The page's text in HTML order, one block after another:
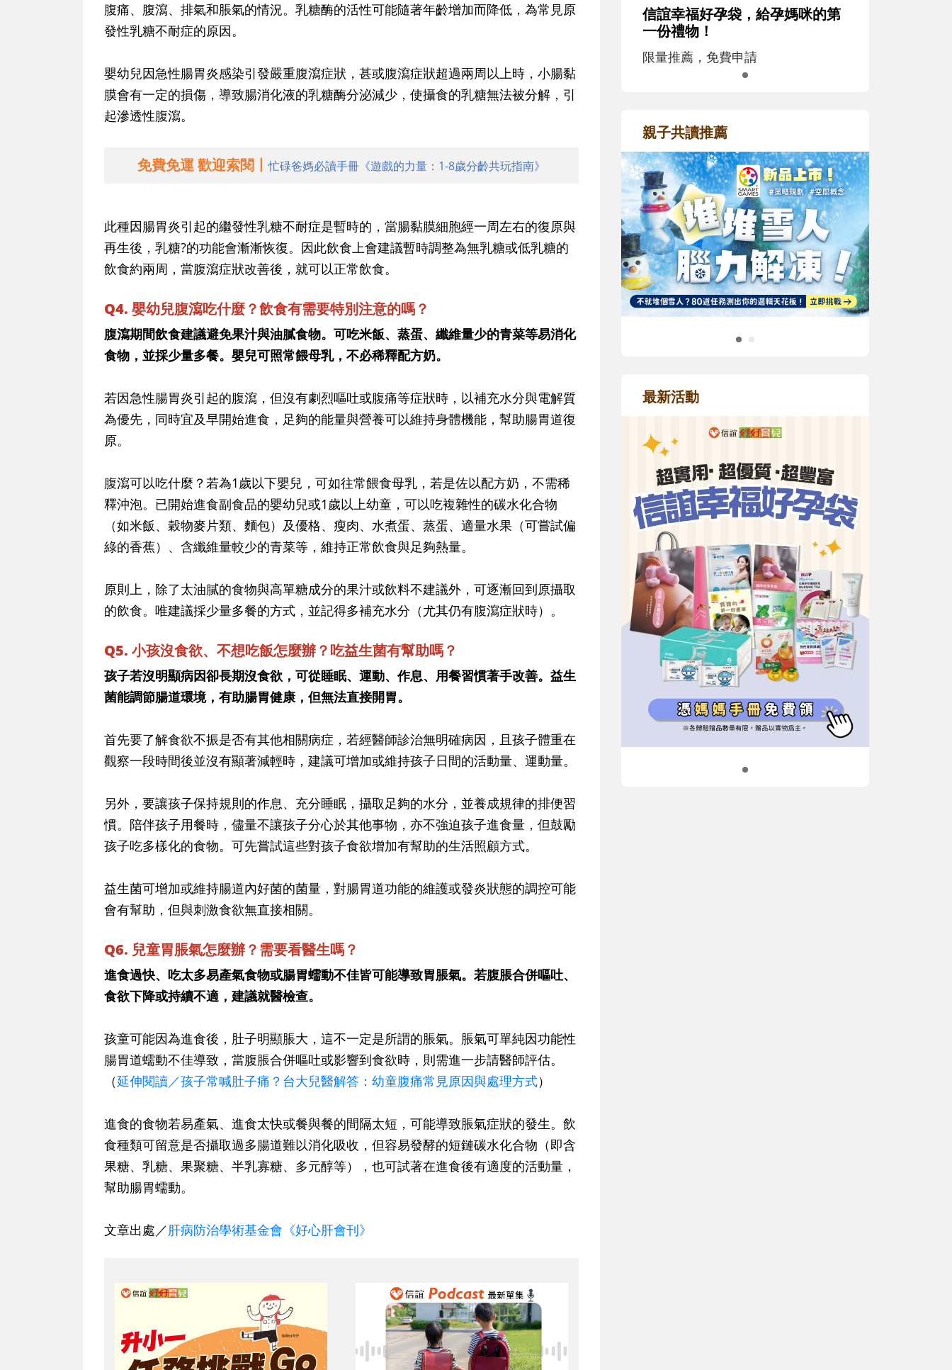
腹痛、腹瀉、排氣和脹氣的情況。乳糖酶的活性可能隨著年齡增加而降低，為常見原
發性乳糖不耐症的原因。
嬰幼兒因急性腸胃炎感染引發嚴重腹瀉症狀，甚或腹瀉症狀超過兩周以上時，小腸黏
膜會有一定的損傷，導致腸消化液的乳糖酶分泌減少，使攝食的乳糖無法被分解，引
起滲透性腹瀉。
免費免運 歡迎索閱丨忙碌爸媽必讀手冊《遊戲的力量：1-8歲分齡共玩指南》
此種因腸胃炎引起的繼發性乳糖不耐症是暫時的，當腸黏膜細胞經一周左右的復原與
再生後，乳糖?的功能會漸漸恢復。因此飲食上會建議暫時調整為無乳糖或低乳糖的
飲食約兩周，當腹瀉症狀改善後，就可以正常飲食。
Q4. 嬰幼兒腹瀉吃什麼？飲食有需要特別注意的嗎？
腹瀉期間飲食建議避免果汁與油膩食物。可吃米飯、蒸蛋、纖維量少的青菜等易消化
食物，並採少量多餐。嬰兒可照常餵母乳，不必稀釋配方奶。
若因急性腸胃炎引起的腹瀉，但沒有劇烈嘔吐或腹痛等症狀時，以補充水分與電解質
為優先，同時宜及早開始進食，足夠的能量與營養可以維持身體機能，幫助腸胃道復
原。
腹瀉可以吃什麼？若為1歲以下嬰兒，可如往常餵食母乳，若是佐以配方奶，不需稀
釋沖泡。已開始進食副食品的嬰幼兒或1歲以上幼童，可以吃複雜性的碳水化合物
（如米飯、穀物麥片類、麵包）及優格、瘦肉、水煮蛋、蒸蛋、適量水果（可嘗試偏
綠的香蕉）、含纖維量較少的青菜等，維持正常飲食與足夠熱量。
原則上，除了太油膩的食物與高單糖成分的果汁或飲料不建議外，可逐漸回到原攝取
的飲食。唯建議採少量多餐的方式，並記得多補充水分（尤其仍有腹瀉症狀時）。
Q5. 小孩沒食欲、不想吃飯怎麼辦？吃益生菌有幫助嗎？
孩子若沒明顯病因卻長期沒食欲，可從睡眠、運動、作息、用餐習慣著手改善。益生
菌能調節腸道環境，有助腸胃健康，但無法直接開胃。
首先要了解食欲不振是否有其他相關病症，若經醫師診治無明確病因，且孩子體重在
觀察一段時間後並沒有顯著減輕時，建議可增加或維持孩子日間的活動量、運動量。
另外，要讓孩子保持規則的作息、充分睡眠，攝取足夠的水分，並養成規律的排便習
慣。陪伴孩子用餐時，儘量不讓孩子分心於其他事物，亦不強迫孩子進食量，但鼓勵
孩子吃多樣化的食物。可先嘗試這些對孩子食欲增加有幫助的生活照顧方式。
益生菌可增加或維持腸道內好菌的菌量，對腸胃道功能的維護或發炎狀態的調控可能
會有幫助，但與刺激食欲無直接相關。
Q6. 兒童胃脹氣怎麼辦？需要看醫生嗎？
進食過快、吃太多易產氣食物或腸胃蠕動不佳皆可能導致胃脹氣。若腹脹合併嘔吐、
食欲下降或持續不適，建議就醫檢查。
孩童可能因為進食後，肚子明顯脹大，這不一定是所謂的脹氣。脹氣可單純因功能性
腸胃道蠕動不佳導致，當腹脹合併嘔吐或影響到食欲時，則需進一步請醫師評估。
（延伸閱讀／孩子常喊肚子痛？台大兒醫解答：幼童腹痛常見原因與處理方式）
進食的食物若易產氣、進食太快或餐與餐的間隔太短，可能導致脹氣症狀的發生。飲
食種類可留意是否攝取過多腸道難以消化吸收，但容易發酵的短鏈碳水化合物（即含
果糖、乳糖、果聚糖、半乳寡糖、多元醇等），也可試著在進食後有適度的活動量，
幫助腸胃蠕動。
文章出處／肝病防治學術基金會《好心肝會刊》
信誼幸福好孕袋，給孕媽咪的第
一份禮物！
限量推薦，免費申請
親子共讀推薦
最新活動